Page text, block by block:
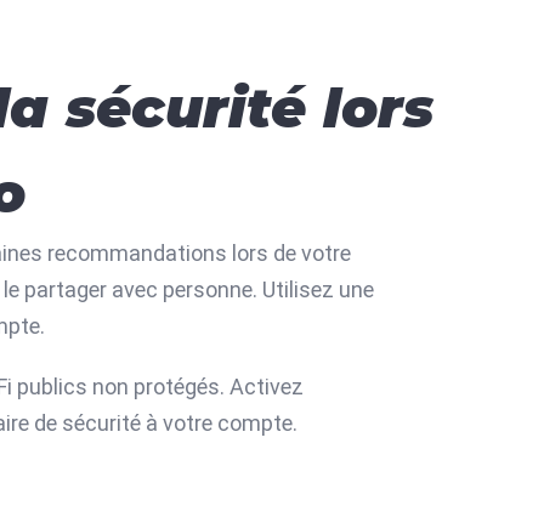
sécurité lors
recommandations lors de votre
partager avec personne. Utilisez une
publics non protégés. Activez
de sécurité à votre compte.